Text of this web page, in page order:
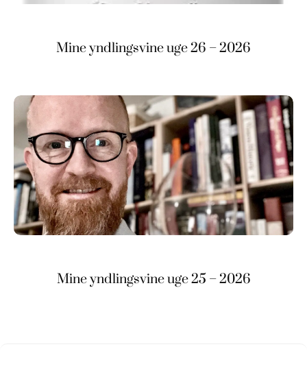
Mine yndlingsvine uge 26 – 2026
Mine yndlingsvine uge 25 – 2026